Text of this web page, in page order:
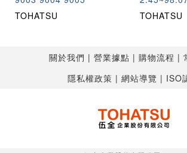
TOHATSU
WUU TUU
TOHATSU
關於我們 營業據點 購物流程
隱私權政策
網站導覽 ISO